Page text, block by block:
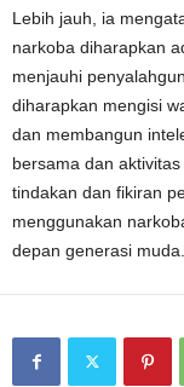
Lebih jauh, ia
narkoba diharapkan
menjauhi
diharapkan mengisi
dan membangun
bersama dan
tindakan dan fikiran
menggunakan
depan generasi muda.